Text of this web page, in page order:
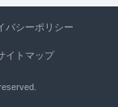
バシーポリシー
イトマップ